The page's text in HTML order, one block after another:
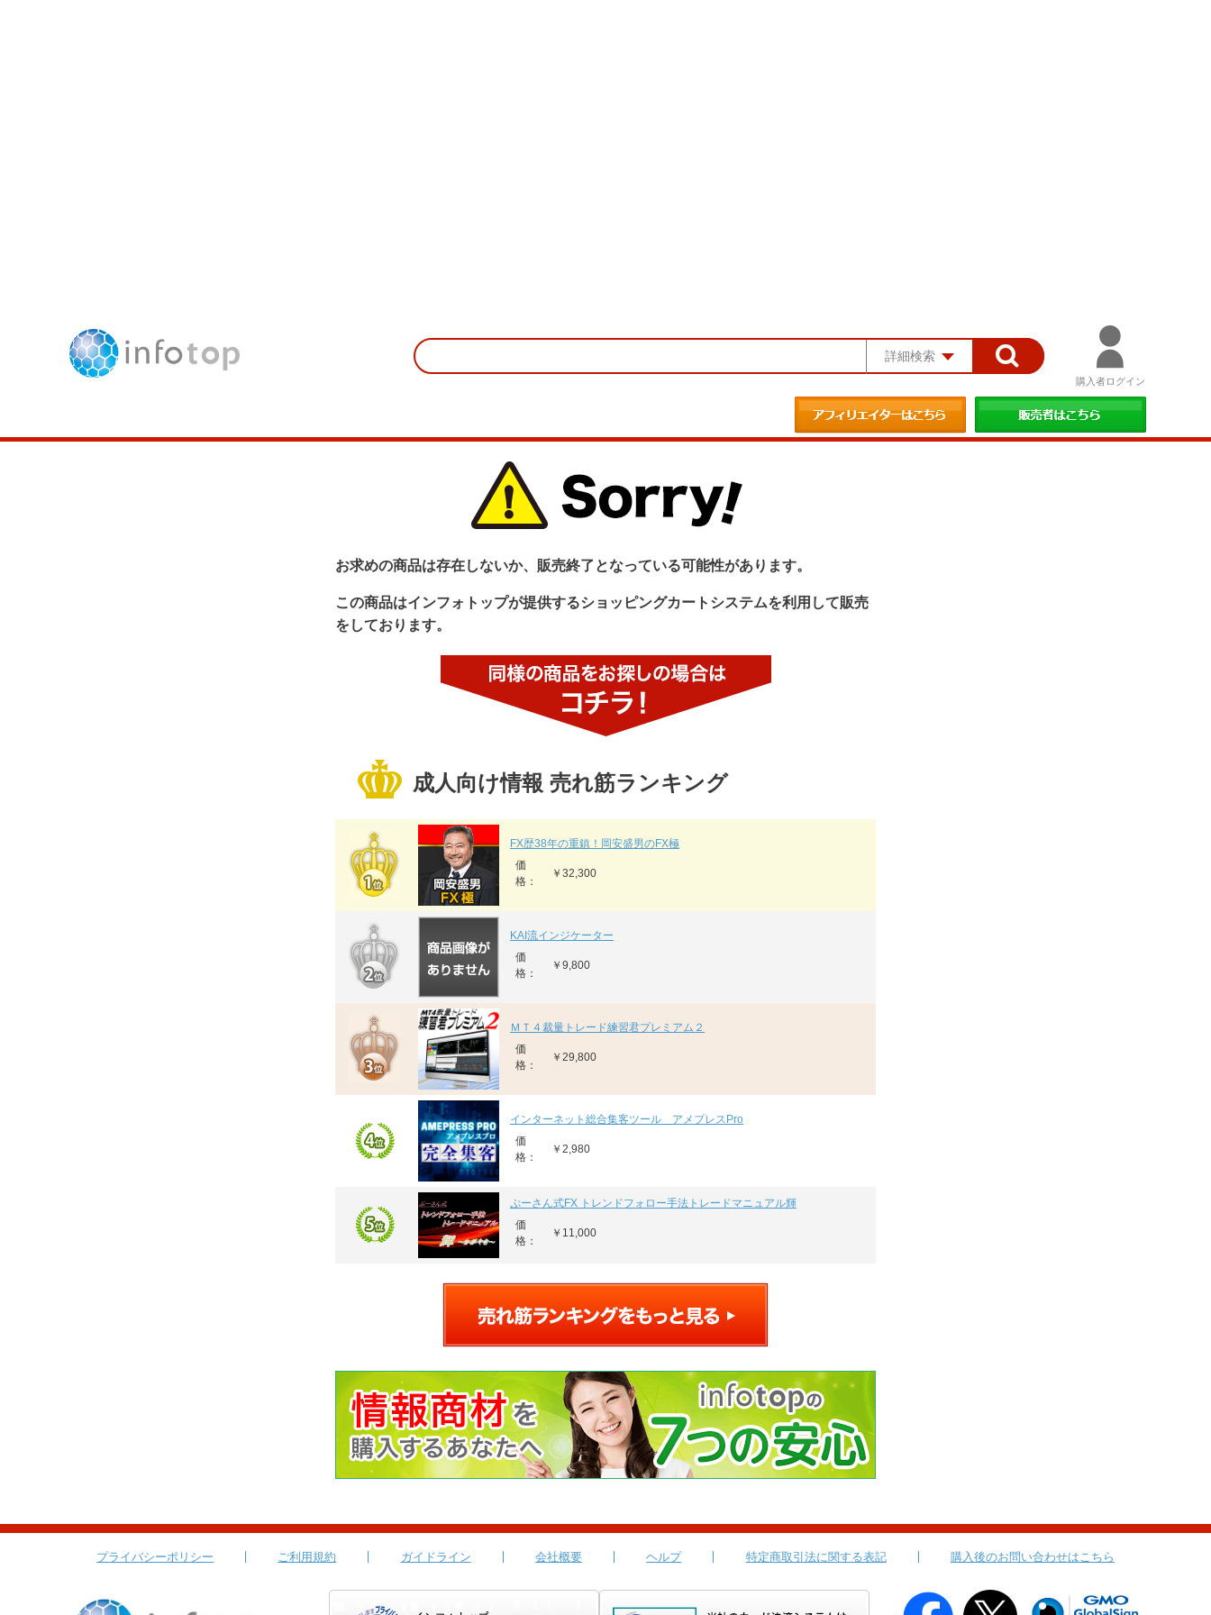
詳細検索
購入者ログイン
お求めの商品は存在しないか、販売終了となっている可能性があります。
この商品はインフォトップが提供するショッピングカートシステムを利用して販売
をしております。
成人向け情報 売れ筋ランキング
FX歴38年の重鎮！岡安盛男のFX極
価
格：
￥32,300
KAI流インジケーター
価
格：
￥9,800
ＭＴ４裁量トレード練習君プレミアム２
価
格：
￥29,800
インターネット総合集客ツール アメプレスPro
価
格：
￥2,980
ぷーさん式FX トレンドフォロー手法トレードマニュアル輝
価
格：
￥11,000
プライバシーポリシー ご利用規約 ガイドライン 会社概要 ヘルプ 特定商取引法に関する表記 購入後のお問い合わせはこちら